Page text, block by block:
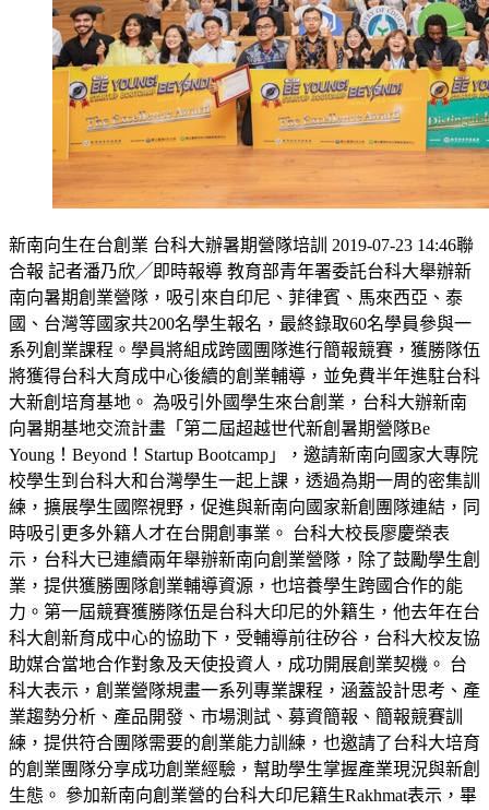
新南向生在台創業 台科大辦暑期營隊培訓 2019-07-23 14:46聯
合報 記者潘乃欣╱即時報導 教育部青年署委託台科大舉辦新
南向暑期創業營隊，吸引來自印尼、菲律賓、馬來西亞、泰
國、台灣等國家共200名學生報名，最終錄取60名學員參與一
系列創業課程。學員將組成跨國團隊進行簡報競賽，獲勝隊伍
將獲得台科大育成中心後續的創業輔導，並免費半年進駐台科
大新創培育基地。 為吸引外國學生來台創業，台科大辦新南
向暑期基地交流計畫「第二屆超越世代新創暑期營隊Be
Young！Beyond！Startup Bootcamp」，邀請新南向國家大專院
校學生到台科大和台灣學生一起上課，透過為期一周的密集訓
練，擴展學生國際視野，促進與新南向國家新創團隊連結，同
時吸引更多外籍人才在台開創事業。 台科大校長廖慶榮表
示，台科大已連續兩年舉辦新南向創業營隊，除了鼓勵學生創
業，提供獲勝團隊創業輔導資源，也培養學生跨國合作的能
力。第一屆競賽獲勝隊伍是台科大印尼的外籍生，他去年在台
科大創新育成中心的協助下，受輔導前往矽谷，台科大校友協
助媒合當地合作對象及天使投資人，成功開展創業契機。 台
科大表示，創業營隊規畫一系列專業課程，涵蓋設計思考、產
業趨勢分析、產品開發、市場測試、募資簡報、簡報競賽訓
練，提供符合團隊需要的創業能力訓練，也邀請了台科大培育
的創業團隊分享成功創業經驗，幫助學生掌握產業現況與新創
生態。 參加新南向創業營的台科大印尼籍生Rakhmat表示，畢